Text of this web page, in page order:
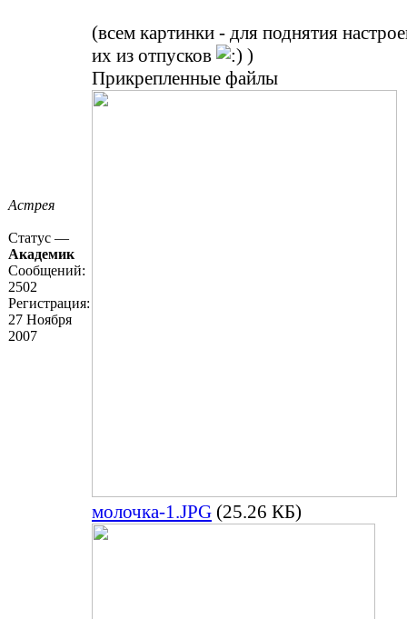
Астрея
Статус —
Академик
Сообщений:
2502
Регистрация:
27 Ноября
2007
(всем картинки - для поднятия
их из отпусков
)
Прикрепленные файлы
молочка-1.JPG (25.26 КБ)